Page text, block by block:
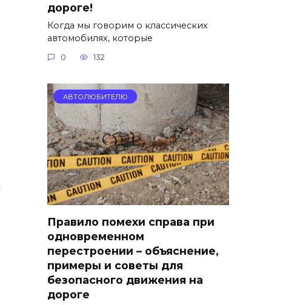
дороге!
Когда мы говорим о классических
автомобилях, которые
0 132
АВТОЛЮБИТЕЛЮ
Правило помехи справа при
одновременном
перестроении – объяснение,
примеры и советы для
безопасного движения на
дороге